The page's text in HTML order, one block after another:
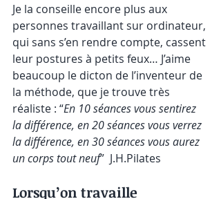
Je la conseille encore plus aux
personnes travaillant sur ordinateur,
qui sans s’en rendre compte, cassent
leur postures à petits feux… J’aime
beaucoup le dicton de l’inventeur de
la méthode, que je trouve très
réaliste : “En 10 séances vous sentirez
la différence, en 20 séances vous verrez
la différence, en 30 séances vous aurez
un corps tout neuf”  J.H.Pilates
Lorsqu’on travaille